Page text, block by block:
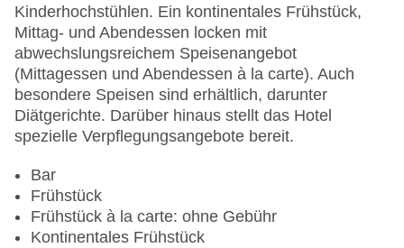
Anzahl der Konferenzräume: 1
Anzahl der Aufzüge: 3
Haustiere: gegen Gebühr
Zimmerservice
Sonnenterrasse: ohne Gebühr
Gesamtanzahl der Stockwerke: 12
Gesamtanzahl der Zimmer: 156
am Pool
Zahlungsarten: American Express, Diners Club,
Mastercard, Visa
Landeskategorie: 5 Sterne
Kinderhochstühlen. Ein kontinentales Frühstück,
Mittag- und Abendessen locken mit
abwechslungsreichem Speisenangebot
(Mittagessen und Abendessen à la carte). Auch
besondere Speisen sind erhältlich, darunter
Diätgerichte. Darüber hinaus stellt das Hotel
spezielle Verpflegungsangebote bereit.
Bar
Frühstück
Frühstück à la carte: ohne Gebühr
Kontinentales Frühstück